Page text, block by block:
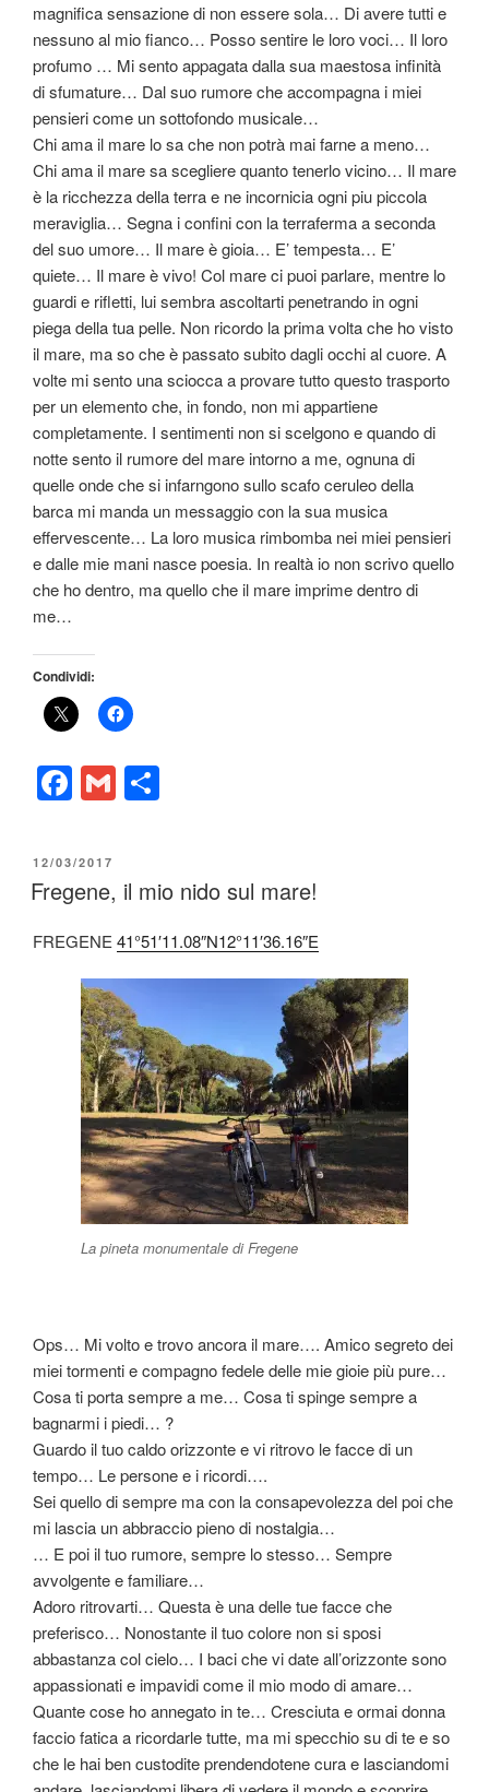
magnifica sensazione di non essere sola… Di avere tutti e
nessuno al mio fianco… Posso sentire le loro voci… Il loro
profumo … Mi sento appagata dalla sua maestosa infinità
di sfumature… Dal suo rumore che accompagna i miei
pensieri come un sottofondo musicale…
Chi ama il mare lo sa che non potrà mai farne a meno…
Chi ama il mare sa scegliere quanto tenerlo vicino… Il mare
è la ricchezza della terra e ne incornicia ogni piu piccola
meraviglia… Segna i confini con la terraferma a seconda
del suo umore… Il mare è gioia… E’ tempesta… E’
quiete… Il mare è vivo! Col mare ci puoi parlare, mentre lo
guardi e rifletti, lui sembra ascoltarti penetrando in ogni
piega della tua pelle. Non ricordo la prima volta che ho visto
il mare, ma so che è passato subito dagli occhi al cuore. A
volte mi sento una sciocca a provare tutto questo trasporto
per un elemento che, in fondo, non mi appartiene
completamente. I sentimenti non si scelgono e quando di
notte sento il rumore del mare intorno a me, ognuna di
quelle onde che si infarngono sullo scafo ceruleo della
barca mi manda un messaggio con la sua musica
effervescente… La loro musica rimbomba nei miei pensieri
e dalle mie mani nasce poesia. In realtà io non scrivo quello
che ho dentro, ma quello che il mare imprime dentro di
me…
Condividi:
F
a
c
e
b
o
o
k
G
m
di
vi
di
PUBBLICATO
IL
12/03/2017
Fregene, il mio nido sul mare!
FREGENE 41°51′11.08″N12°11′36.16″E
La pineta monumentale di Fregene
Ops… Mi volto e trovo ancora il mare…. Amico segreto dei
miei tormenti e compagno fedele delle mie gioie più pure…
Cosa ti porta sempre a me… Cosa ti spinge sempre a
bagnarmi i piedi… ?
Guardo il tuo caldo orizzonte e vi ritrovo le facce di un
tempo… Le persone e i ricordi….
Sei quello di sempre ma con la consapevolezza del poi che
mi lascia un abbraccio pieno di nostalgia…
… E poi il tuo rumore, sempre lo stesso… Sempre
avvolgente e familiare…
Adoro ritrovarti… Questa è una delle tue facce che
preferisco… Nonostante il tuo colore non si sposi
abbastanza col cielo… I baci che vi date all’orizzonte sono
appassionati e impavidi come il mio modo di amare…
Quante cose ho annegato in te… Cresciuta e ormai donna
faccio fatica a ricordarle tutte, ma mi specchio su di te e so
che le hai ben custodite prendendotene cura e lasciandomi